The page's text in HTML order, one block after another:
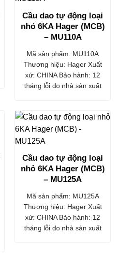
Cầu dao tự động loại
nhỏ 6KA Hager (MCB)
– MU110A
Mã sản phẩm: MU110A
Thương hiệu: Hager Xuất
xứ: CHINA Bảo hành: 12
tháng lỗi do nhà sản xuất
Cầu dao tự động loại
nhỏ 6KA Hager (MCB)
– MU125A
Mã sản phẩm: MU125A
Thương hiệu: Hager Xuất
xứ: CHINA Bảo hành: 12
tháng lỗi do nhà sản xuất